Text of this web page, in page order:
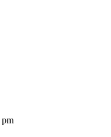
pm